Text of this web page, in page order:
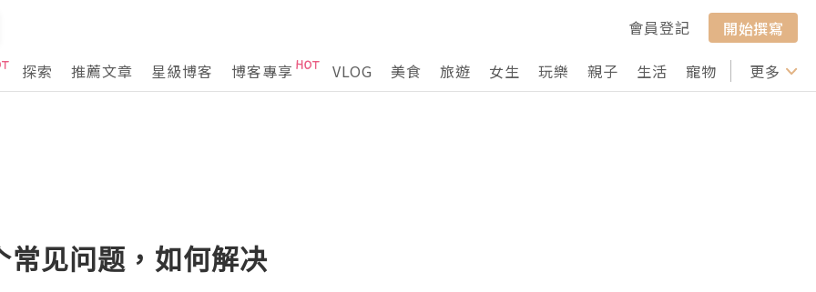
會員登記
開始撰寫
探索
推薦文章 星級博客 博客專享 VLOG 美食 旅遊 女生 玩樂 親子 生活 寵物 行山 打卡
更多
常见问题，如何解决